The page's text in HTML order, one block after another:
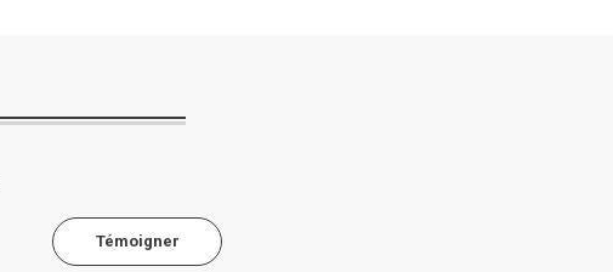
Témoigner